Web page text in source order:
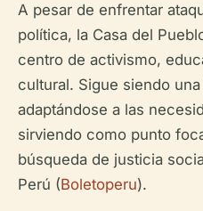
A pesar de enfrentar
política, la Casa del
centro de activismo,
cultural. Sigue siendo
adaptándose a las
sirviendo como punto
búsqueda de justicia
Perú (Boletoperu).